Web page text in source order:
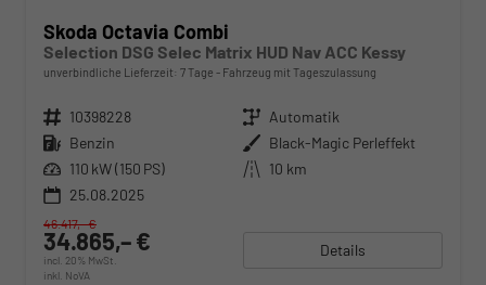
Skoda Octavia Combi
Selection DSG Selec Matrix HUD Nav ACC Kessy
unverbindliche Lieferzeit: 7 Tage Fahrzeug mit Tageszulassung
Fahrzeugnr. 10398228 Getriebe Automatik
Kraftstoff Benzin Außenfarbe Black-Magic Perleffekt
Leistung 110 kW (150 PS) Kilometerstand 10 km
25.08.2025
34.865,– €
incl. 20% MwSt.
inkl. NoVA
46.417,– €
Details